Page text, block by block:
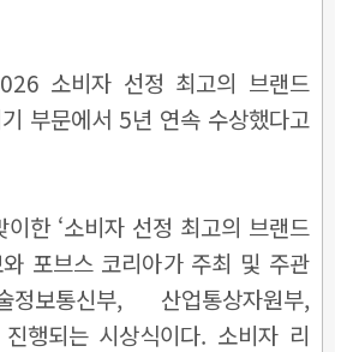
소비자 선정 최고의 브랜드
부문에서 5년 연속 수상했다고
한 ‘소비자 선정 최고의 브랜드
와 포브스 코리아가 주최 및 주관
보통신부, 산업통상자원부,
행되는 시상식이다. 소비자 리